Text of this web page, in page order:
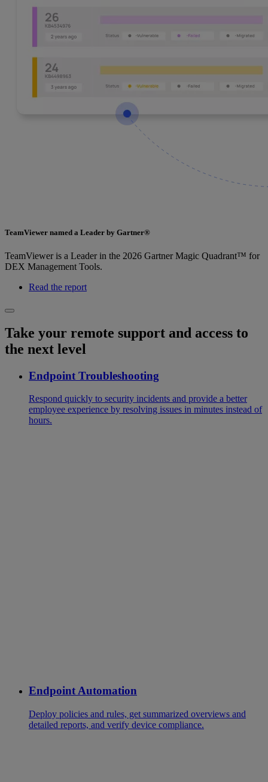
TeamViewer named a Leader by Gartner®
TeamViewer is a Leader in the 2026 Gartner Magic Quadrant™ for
DEX Management Tools.
Read the report
Take your remote support and access to
the next level
Endpoint Troubleshooting
Respond quickly to security incidents and provide a better
employee experience by resolving issues in minutes instead of
hours.
Endpoint Automation
Deploy policies and rules, get summarized overviews and
detailed reports, and verify device compliance.